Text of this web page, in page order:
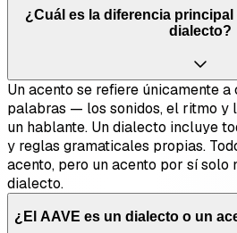
¿Cuál es la diferencia
dialecto?
Un acento se refiere únicamente
palabras — los sonidos, el ritmo y
un hablante. Un dialecto incluye
y reglas gramaticales propias.
acento, pero un acento por sí solo
dialecto.
¿El AAVE es un dialecto o un